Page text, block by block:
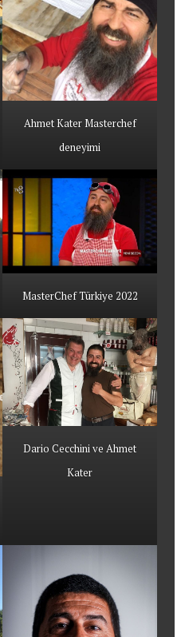
Ahmet Kater Masterchef
deneyimi
MasterChef Türkiye 2022
Dario Cecchini ve Ahmet
Kater